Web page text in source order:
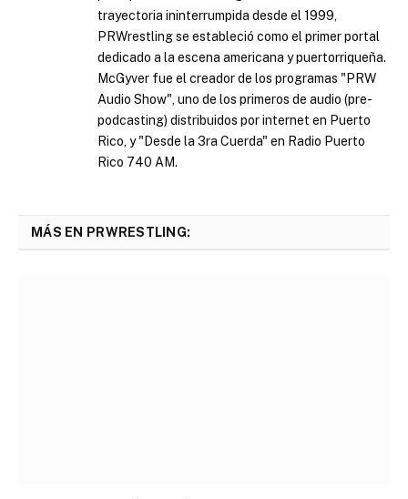
trayectoria ininterrumpida desde el 1999,
PRWrestling se estableció como el primer portal
dedicado a la escena americana y puertorriqueña.
McGyver fue el creador de los programas "PRW
Audio Show", uno de los primeros de audio (pre-
podcasting) distribuidos por internet en Puerto
Rico, y "Desde la 3ra Cuerda" en Radio Puerto
Rico 740 AM.
MÁS EN PRWRESTLING: